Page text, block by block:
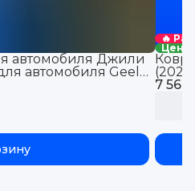
автомобиля Джили
автомобиля Geely
🔥
Цена
7 560